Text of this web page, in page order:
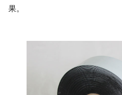
果。